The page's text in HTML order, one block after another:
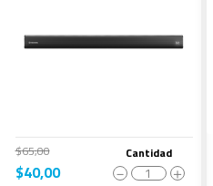
$65,00
$40,00
Cantidad
＋
－